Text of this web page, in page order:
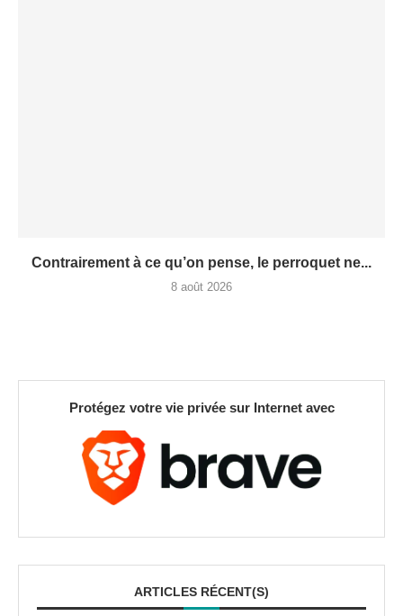
Contrairement à ce qu’on pense, le perroquet ne...
8 août 2026
Protégez votre vie privée sur Internet avec
ARTICLES RÉCENT(S)